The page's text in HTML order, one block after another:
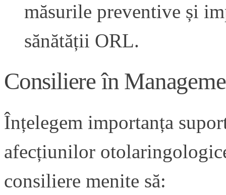
măsurile preventive și
sănătății ORL.
Consiliere în
Înțelegem importanța
afecțiunilor
consiliere menite să: